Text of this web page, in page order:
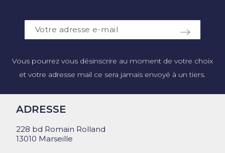
Vous pourrez vous désinscrire au moment de votre choix
et votre adresse mail ce sera jamais envoyé à un tiers.
ADRESSE
228 bd Romain Rolland
13010 Marseille